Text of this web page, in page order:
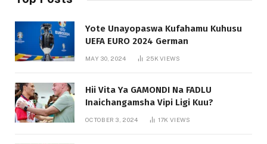
Yote Unayopaswa Kufahamu Kuhusu
UEFA EURO 2024 German
MAY 30, 2024 25KVIEWS
Hii Vita Ya GAMONDI Na FADLU
Inaichangamsha Vipi Ligi Kuu?
OCTOBER 3, 2024 17KVIEWS